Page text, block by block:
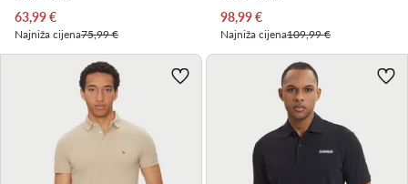
Trenutna cijena
63,99€
Najniža cijena75,99 €
Trenutna cijena
98,99€
Najniža cijena109,99 €